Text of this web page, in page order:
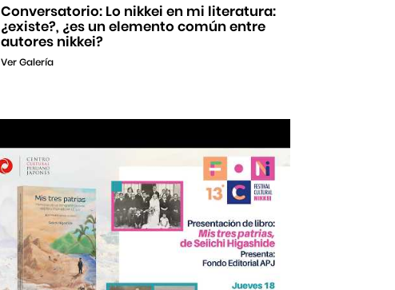
Conversatorio: Lo nikkei en mi literatura:
¿existe?, ¿es un elemento común entre
autores nikkei?
Ver Galería